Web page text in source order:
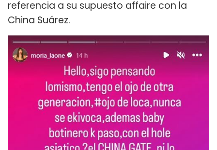
referencia a su supuesto affaire con la
China Suárez.